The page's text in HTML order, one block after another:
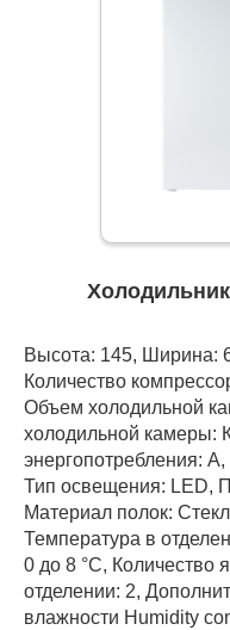
Высота: 145, Ширина:
Количество
Объем холодильной
холодильной камеры:
энергопотребления:
Тип освещения: LED,
Материал полок:
Температура в
0 до 8 °C, Количество
отделении: 2,
влажности Humidity